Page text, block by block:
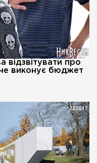
відзвітувати про
виконує бюджет